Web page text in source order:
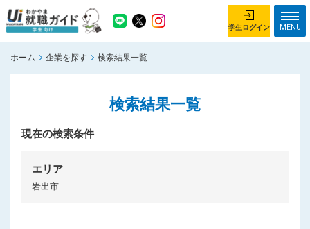
企業を探す
がっつり就業体験コース
お知らせ
学生ログイン MENU
ホーム 企業を探す 検索結果一覧
検索結果一覧
現在の検索条件
エリア
岩出市